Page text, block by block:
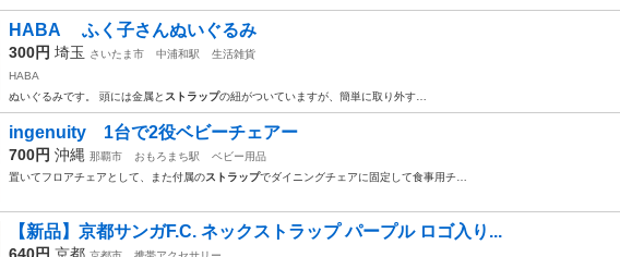
HABA ふく子さんぬいぐるみ
300円 埼玉 さいたま市 中浦和駅
生活雑貨
HABA
ぬいぐるみです。 頭には金属と ストラップの紐がついていますが、簡単に取り外す…
ingenuity 1台で2役ベビーチェアー
700円 沖縄 那覇市 おもろまち駅
ベビー用品
置いてフロアチェアとして、また付属のストラップでダイニングチェアに固定して食事用チ…
【新品】京都サンガF.C. ネックストラップ パープル ロゴ入り...
640円 京都